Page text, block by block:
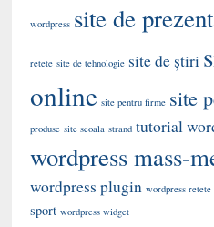
wordpress site de
retete site de tehnologie site de știri
online site pentru firme site
produse site scoala strand tutorial
wordpress mass-
wordpress plugin wordpress retete
sport wordpress widget